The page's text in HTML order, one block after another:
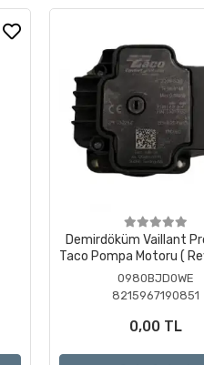
Demirdöküm Vaillant
Taco Pompa Motoru (
)
0980BJD0WE
8215967190851
0,00 TL